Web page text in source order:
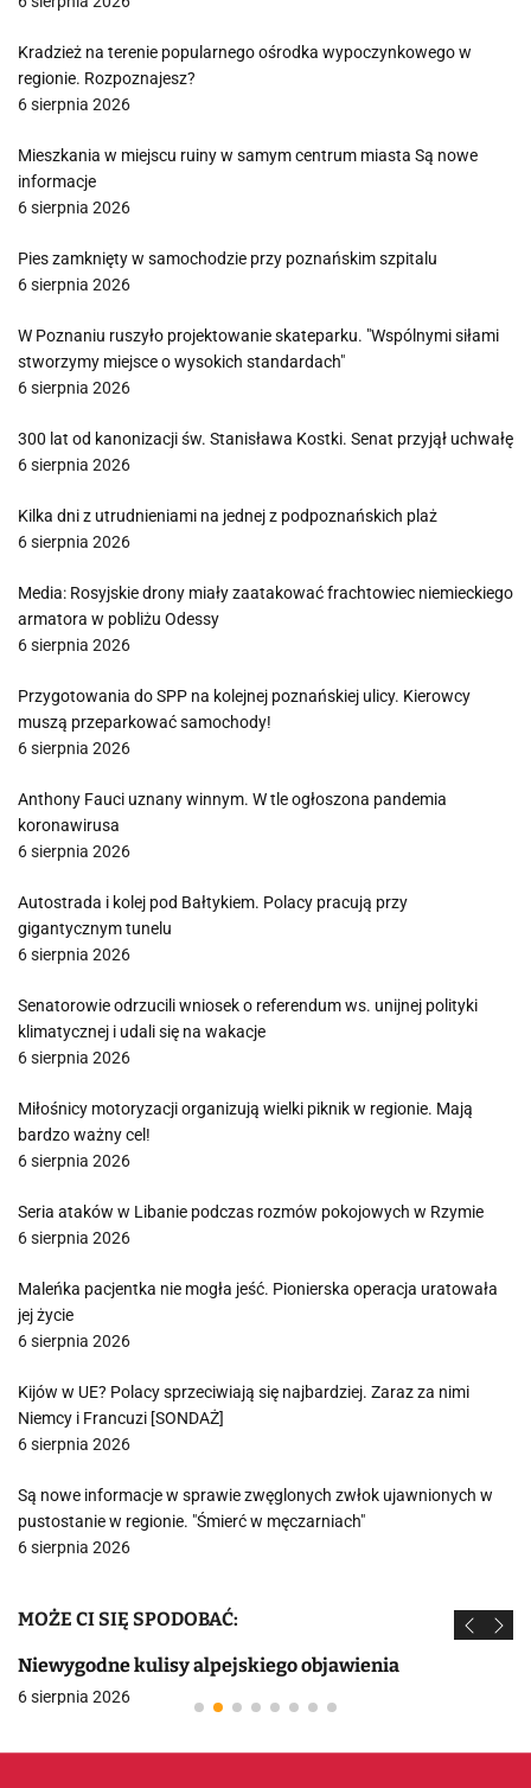
Kradzież na terenie popularnego ośrodka wypoczynkowego w
regionie. Rozpoznajesz?
6 sierpnia 2026
Mieszkania w miejscu ruiny w samym centrum miasta Są nowe
informacje
6 sierpnia 2026
Pies zamknięty w samochodzie przy poznańskim szpitalu
6 sierpnia 2026
W Poznaniu ruszyło projektowanie skateparku. "Wspólnymi siłami
stworzymy miejsce o wysokich standardach"
6 sierpnia 2026
300 lat od kanonizacji św. Stanisława Kostki. Senat przyjął uchwałę
6 sierpnia 2026
Kilka dni z utrudnieniami na jednej z podpoznańskich plaż
6 sierpnia 2026
Media: Rosyjskie drony miały zaatakować frachtowiec niemieckiego
armatora w pobliżu Odessy
6 sierpnia 2026
Przygotowania do SPP na kolejnej poznańskiej ulicy. Kierowcy
muszą przeparkować samochody!
6 sierpnia 2026
Anthony Fauci uznany winnym. W tle ogłoszona pandemia
koronawirusa
6 sierpnia 2026
Autostrada i kolej pod Bałtykiem. Polacy pracują przy
gigantycznym tunelu
6 sierpnia 2026
Senatorowie odrzucili wniosek o referendum ws. unijnej polityki
klimatycznej i udali się na wakacje
6 sierpnia 2026
Miłośnicy motoryzacji organizują wielki piknik w regionie. Mają
bardzo ważny cel!
6 sierpnia 2026
Seria ataków w Libanie podczas rozmów pokojowych w Rzymie
6 sierpnia 2026
Maleńka pacjentka nie mogła jeść. Pionierska operacja uratowała
jej życie
6 sierpnia 2026
Kijów w UE? Polacy sprzeciwiają się najbardziej. Zaraz za nimi
Niemcy i Francuzi [SONDAŻ]
6 sierpnia 2026
Są nowe informacje w sprawie zwęglonych zwłok ujawnionych w
pustostanie w regionie. "Śmierć w męczarniach"
6 sierpnia 2026
MOŻE CI SIĘ SPODOBAĆ:
Niewygodne kulisy alpejskiego objawienia
6 sierpnia 2026